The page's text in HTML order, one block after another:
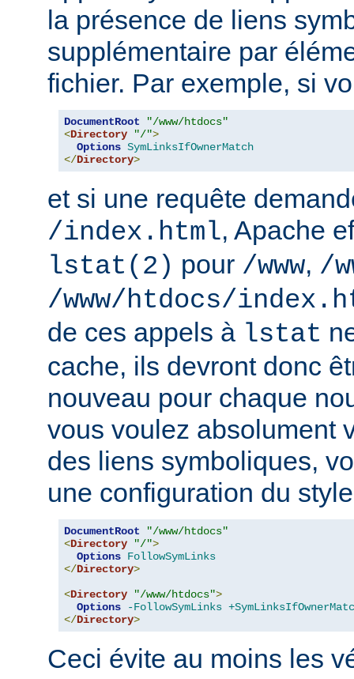
la présence de liens
supplémentaire par
fichier. Par exemple, si
DocumentRoot
"/www/htdocs"
<Directory "/">
Options SymLinksIfOwnerMatch
</Directory>
et si une requête
/index.html, Apache
lstat(2) pour /www, /
/www/htdocs/
de ces appels à lstat
cache, ils devront donc
nouveau pour chaque
vous voulez absolument
des liens symboliques,
une configuration du
DocumentRoot
"/www/htdocs"
<Directory "/">
Options FollowSymLinks
</Directory>
<Directory "/www/htdocs">
Options
-FollowSymLinks
</Directory>
Ceci évite au moins les